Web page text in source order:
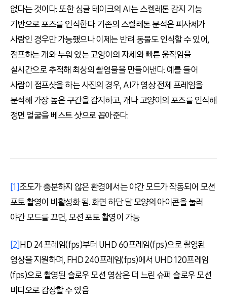
없다는 것이다. 또한 싱글 테이크의 AI는 스켈레톤 감지 기능
기반으로 포즈를 인식한다. 기존의 스켈레톤 분석은 피사체가
사람인 경우만 가능했으나 이제는 반려 동물도 인식할 수 있어,
점프하는 개와 누워 있는 고양이의 자세와 빠른 움직임을
실시간으로 추적해 최상의 촬영물을 만들어낸다. 예를 들어
사람이 점프샷을 하는 사진의 경우, AI가 영상 전체 프레임을
분석해 가장 높은 구간을 감지하고, 개나 고양이의 포즈를 인식해
정면 얼굴을 베스트 샷으로 꼽아준다.
[1]조도가 충분하지 않은 환경에서는 야간 모드가 작동되어 모션
포토 촬영이 비활성화 됨. 화면 하단 달 모양의 아이콘을 눌러
야간 모드를 끄면, 모션 포토 촬영이 가능
[2]HD 24프레임(fps)부터 UHD 60프레임(fps)으로 촬영된
영상을 지원하며, FHD 240프레임(fps)에서 UHD 120프레임
(fps)으로 촬영된 슬로우 모션 영상은 더 느린 슈퍼 슬로우 모션
비디오로 감상할 수 있음